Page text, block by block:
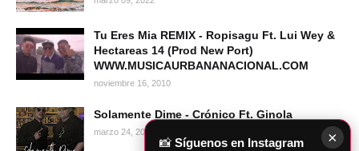
Tu Eres Mia REMIX - Ropisagu Ft. Lui Wey &
Hectareas 14 (Prod New Port)
WWW.MUSICAURBANANACIONAL.COM
noviembre 16, 2010
Solamente Dime - Crónico Ft. Ginola
marzo 24, 2024 ×
📸 Síguenos en Instagram